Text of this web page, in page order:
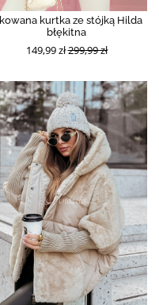
kurtka ze stójką Hilda
błękitna
149,99 zł299,99 zł